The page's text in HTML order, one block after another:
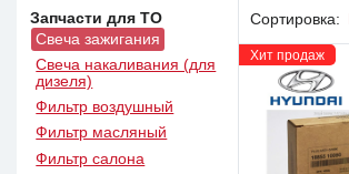
Запчасти для ТО
Свеча зажигания
Свеча накаливания (для
дизеля)
Фильтр воздушный
Фильтр масляный
Фильтр салона
Сортировка:
Хит продаж